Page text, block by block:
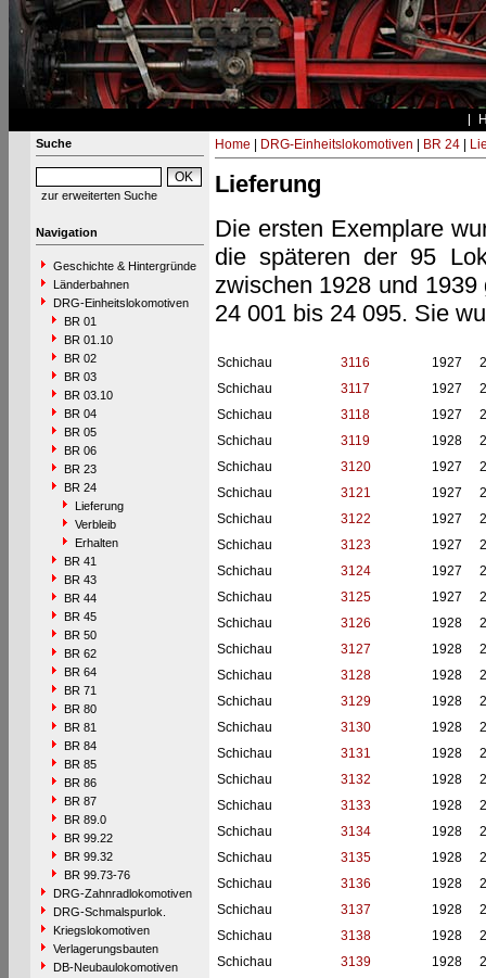
Suche
zur erweiterten Suche
Navigation
Geschichte & Hintergründe
Länderbahnen
DRG-Einheitslokomotiven
BR 01
BR 01.10
BR 02
BR 03
BR 03.10
BR 04
BR 05
BR 06
BR 23
BR 24
Lieferung
Verbleib
Erhalten
BR 41
BR 43
BR 44
BR 45
BR 50
BR 62
BR 64
BR 71
BR 80
BR 81
BR 84
BR 85
BR 86
BR 87
BR 89.0
BR 99.22
BR 99.32
BR 99.73-76
DRG-Zahnradlokomotiven
DRG-Schmalspurlok.
Kriegslokomotiven
Verlagerungsbauten
DB-Neubaulokomotiven
Home DRG-Einheitslokomotiven BR 24|
Lieferung
Die ersten Exemplare
die späteren der 95
zwischen 1928 und
24 001 bis 24 095. Sie
Schichau 3116 1927
Schichau
3117 1927
Schichau
3118 1927
Schichau
3119 1928
Schichau
3120 1927
Schichau
3121 1927
Schichau
3122 1927
Schichau
3123 1927
Schichau
3124 1927
Schichau
3125 1927
Schichau
3126 1928
Schichau
3127 1928
Schichau
3128 1928
Schichau
3129 1928
Schichau
3130 1928
Schichau
3131 1928
Schichau
3132 1928
Schichau
3133 1928
Schichau
3134 1928
Schichau
3135 1928
Schichau
3136 1928
Schichau
3137 1928
Schichau
3138 1928
Schichau
3139 1928